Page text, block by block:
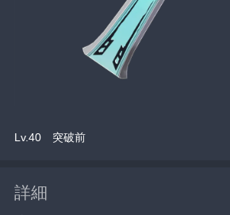
Lv.40　突破前
詳細